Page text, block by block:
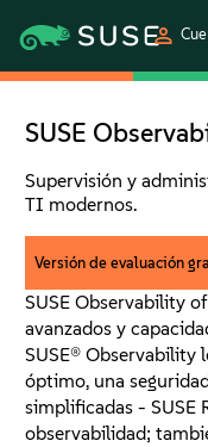
Productos
Soluciones
Asistencia y
Partners
SUSE
Supervisión y
TI modernos.
Versión de evaluación
SUSE Observability
avanzados y
SUSE®
óptimo, una
simplificadas - SUSE
observabilidad;